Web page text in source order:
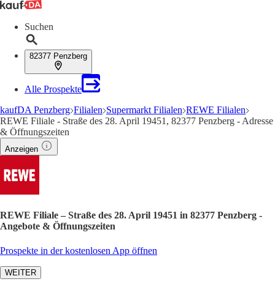
Suchen
82377 Penzberg
Alle Prospekte
kaufDA Penzberg Filialen Supermarkt Filialen REWE Filialen
REWE Filiale - Straße des 28. April 19451, 82377 Penzberg - Adresse
& Öffnungszeiten
Anzeigen
REWE Filiale – Straße des 28. April 19451 in 82377 Penzberg -
Angebote & Öffnungszeiten
Prospekte in der kostenlosen App öffnen
WEITER